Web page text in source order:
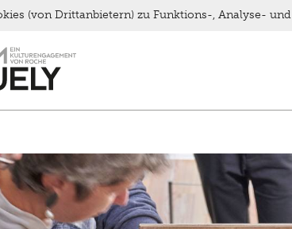
(von Drittanbietern) zu Funktions-, Analyse-